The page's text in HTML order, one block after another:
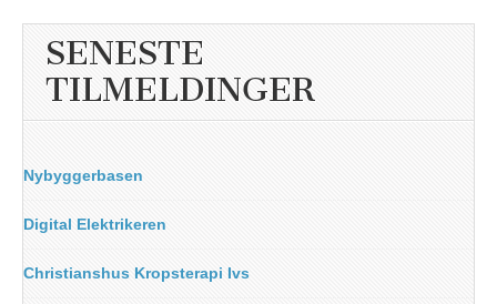
SENESTE
TILMELDINGER
Nybyggerbasen
Digital Elektrikeren
Christianshus Kropsterapi Ivs